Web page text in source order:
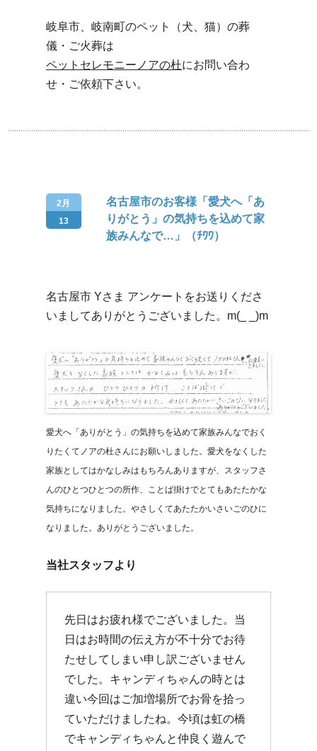
岐阜市、岐南町のペット（犬、猫）の葬
儀・ご火葬は
ペットセレモニーノアの杜にお問い合わ
せ・ご依頼下さい。
2月
13
名古屋市のお客様「愛犬へ「あ
りがとう」の気持ちを込めて家
族みんなで…」（ﾁﾜﾜ）
名古屋市 Yさま アンケートをお送りくださ
いましてありがとうございました。m(_ _)m
愛犬へ「ありがとう」の気持ちを込めて家族みんなでおく
りたくてノアの杜さんにお願いしました。愛犬をなくした
家族としてはかなしみはもちろんありますが、スタッフさ
んのひとつひとつの所作、ことば掛けでとてもあたたかな
気持ちになりました。やさしくてあたたかいさいごのひに
なりました。ありがとうございました。
当社スタッフより
先日はお疲れ様でございました。当
日はお時間の伝え方が不十分でお待
たせしてしまい申し訳ございません
でした。キャンディちゃんの時とは
違い今回はご加増場所でお骨を拾っ
ていただけましたね。今頃は虹の橋
でキャンディちゃんと仲良く遊んで